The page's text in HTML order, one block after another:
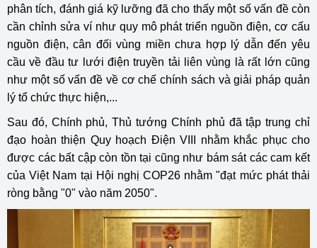
phân tích, đánh giá kỹ lưỡng đã cho thấy một số vấn đề còn
cần chỉnh sửa ví như quy mô phát triển nguồn điện, cơ cấu
nguồn điện, cân đối vùng miền chưa hợp lý dẫn đến yêu
cầu về đầu tư lưới điện truyền tải liên vùng là rất lớn cũng
như một số vấn đề về cơ chế chính sách và giải pháp quản
lý tổ chức thực hiện,...
Sau đó, Chính phủ, Thủ tướng Chính phủ đã tập trung chỉ
đạo hoàn thiện Quy hoạch Điện VIII nhằm khắc phục cho
được các bất cập còn tồn tại cũng như bám sát các cam kết
của Việt Nam tại Hội nghị COP26 nhằm "đạt mức phát thải
ròng bằng "0" vào năm 2050".